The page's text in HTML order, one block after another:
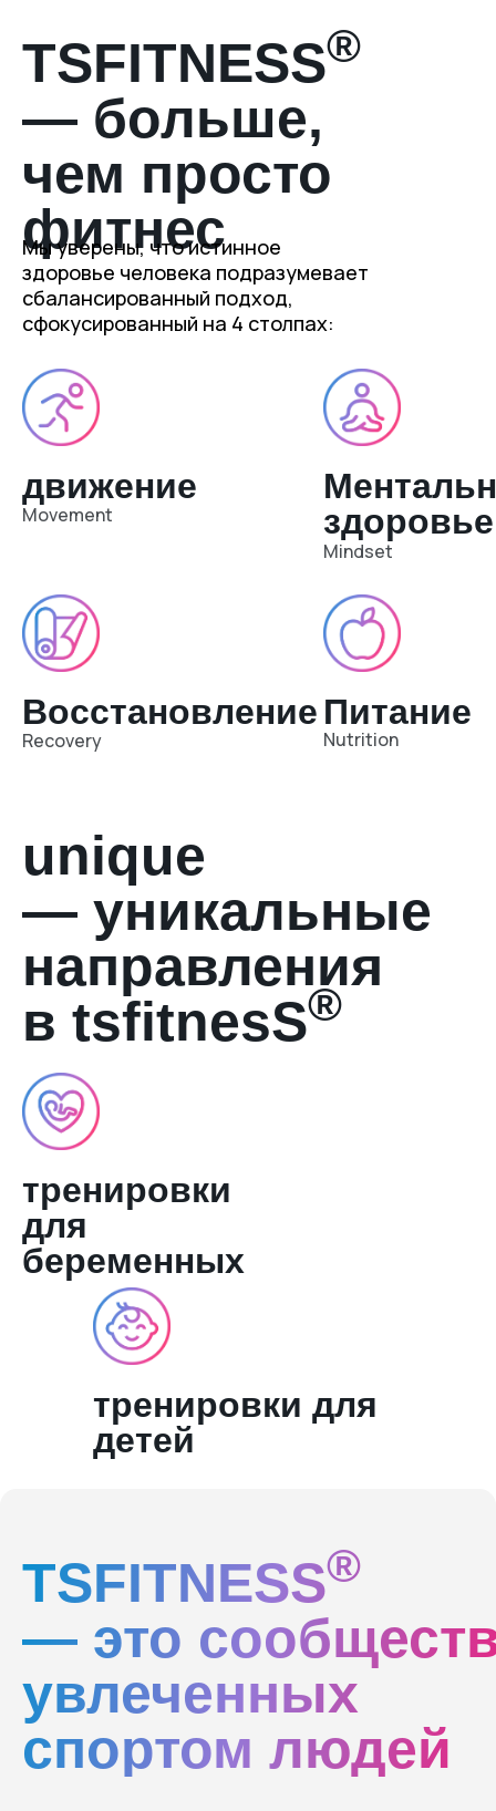
TSFITNESS®
— больше,
чем просто
фитнес
Мы уверены, что истинное
здоровье человека подразумевает
сбалансированный подход,
сфокусированный на 4 столпах:
движение
Movement
Mindset
здоровье
Recovery
Восстановление
Nutrition
Питание
unique
— уникальные
направления
в tsfitnesS®
тренировки
для
беременных
тренировки для
детей
TSFITNESS®
— это
увлеченных
спортом людей